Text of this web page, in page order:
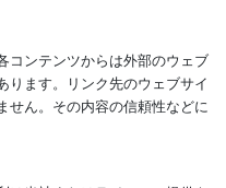
コンテンツからは外部のウェブ
ります。リンク先のウェブサイ
せん。その内容の信頼性などに